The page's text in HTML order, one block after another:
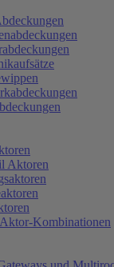
Aktoren
Kombinationen